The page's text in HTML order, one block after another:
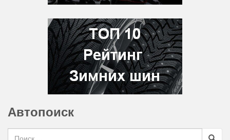
Автопоиск
Search for